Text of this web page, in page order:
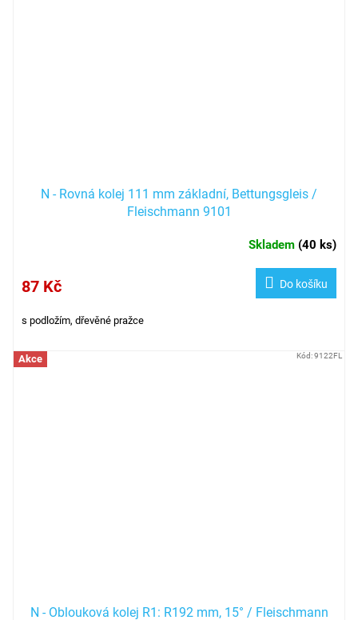
N - Rovná kolej 111 mm základní, Bettungsgleis /
Fleischmann 9101
Skladem (40 ks)
87 Kč Do košíku
s podložím, dřevěné pražce
Akce
N - Oblouková kolej R1: R192 mm, 15° / Fleischmann
Kód:9122FL